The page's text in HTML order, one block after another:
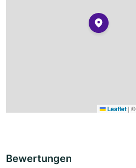
Leaflet | ©
Bewertungen